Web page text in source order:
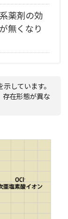
薬剤の効
無くなり
しています。
在形態が異な